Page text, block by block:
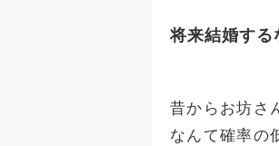
将来結婚す
昔からお坊さ
なんて確率の